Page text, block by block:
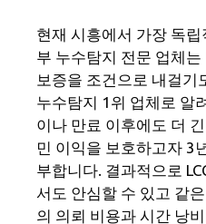
현재 시흥에서 가장 독
부 누수탐지 전문 업체
보증을 조건으로 내걸기
누수탐지 1위 업체로 알
이나 만료 이후에도 더
민 이익을 보호하고자 3
부합니다. 결과적으로
서도 안심할 수 있고 같
의 의뢰 비용과 시간 낭